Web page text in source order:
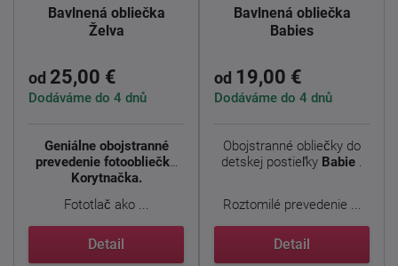
Bavlnená obliečka
Želva
od 25,00 €
Dodáváme do 4 dnů
Geniálne obojstranné
prevedenie fotoobliečky
Korytnačka.
Fototlač ako ...
Detail
Bavlnená obliečka
Babies
od 19,00 €
Dodáváme do 4 dnů
Obojstranné obliečky do
detskej postieľky Babie .
Roztomilé prevedenie ...
Detail